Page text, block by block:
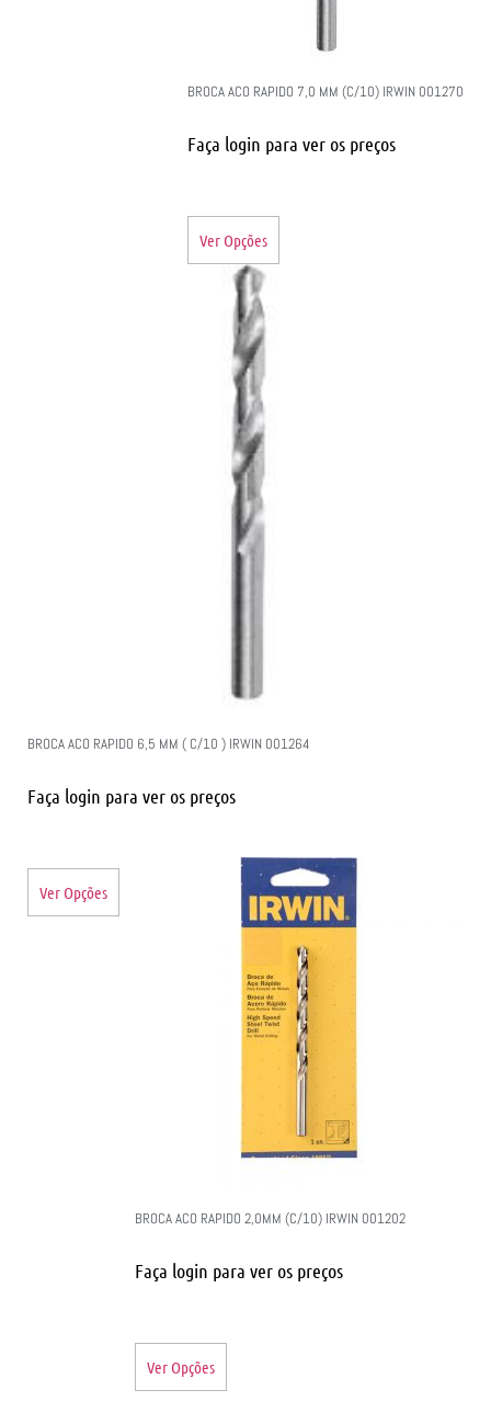
BROCA ACO RAPIDO 7,0 MM (C/10) IRWIN 001270
Faça login para ver os preços
Ver Opções
BROCA ACO RAPIDO 6,5 MM ( C/10 ) IRWIN 001264
Faça login para ver os preços
Ver Opções
BROCA ACO RAPIDO 2,0MM (C/10) IRWIN 001202
Faça login para ver os preços
Ver Opções